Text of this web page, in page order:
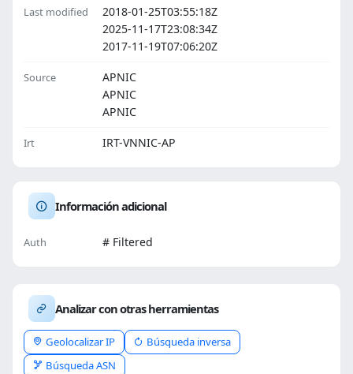
Last modified
2018-01-25T03:55:18Z
2025-11-17T23:08:34Z
2017-11-19T07:06:20Z
Source
APNIC
APNIC
APNIC
Irt IRT-VNNIC-AP
Información adicional
Auth # Filtered
Analizar con otras herramientas
Geolocalizar IP
Búsqueda inversa
Búsqueda ASN